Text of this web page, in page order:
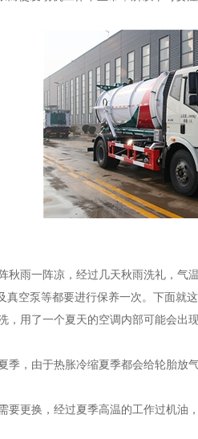
雨一阵凉，经过几天秋雨洗礼，气
真空泵等都要进行保养一次。下面就
用了一个夏天的空调内部可能会出
，由于热胀冷缩夏季都会给轮胎放
更换，经过夏季高温的工作过机油